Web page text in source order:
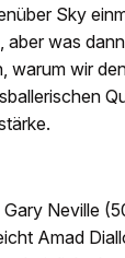
Sky
was
warum wir
Neville
Amad